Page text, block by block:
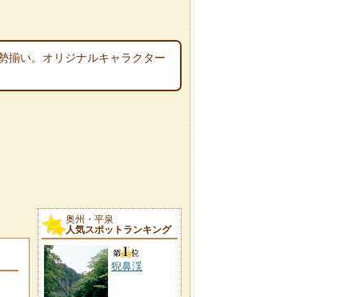
揃い。オリジナルキャラクター
奥州・平泉
人気スポットランキング
猊鼻渓